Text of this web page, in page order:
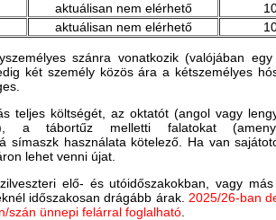
aktuálisan nem elérhető
aktuálisan nem elérhető
szánra vonatkozik (valójában egy
két személy közös ára a kétszemélyes
.
teljes költségét, az oktatót (angol vagy
a tábortűz melletti falatokat
símaszk használata kötelező. Ha van
lehet venni újat.
elő- és utóidőszakokban, vagy
időszakosan drágább árak. 2025/26-ban
szán ünnepi felárral foglalható.